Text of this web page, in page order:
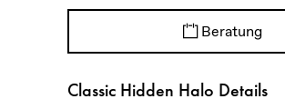
Beratung
Classic Hidden Halo Details